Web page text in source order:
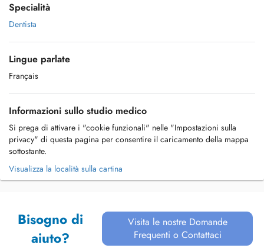
Specialità
Dentista
Lingue parlate
Français
Informazioni sullo studio medico
Si prega di attivare i "cookie funzionali" nelle "Impostazioni sulla
privacy" di questa pagina per consentire il caricamento della mappa
sottostante.
Visualizza la località sulla cartina
Bisogno di
aiuto?
Visita le nostre Domande
Frequenti o Contattaci